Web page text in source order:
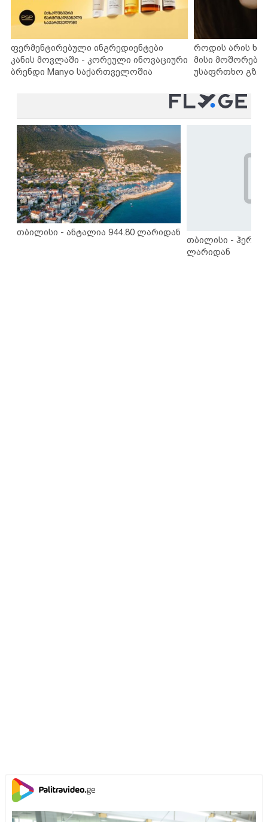
ფერმენტირებული ინგრედიენტები
კანის მოვლაში - კორეული ინოვაციური
ბრენდი Manyo საქართველოშია
როდის არის
მისი
უსაფრთხო
თბილისი - ანტალია 944.80 ლარიდან
თბილისი -
ლარიდან